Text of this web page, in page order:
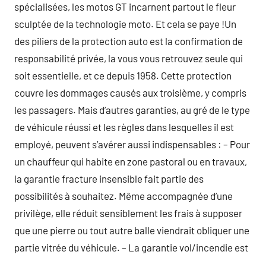
spécialisées, les motos GT incarnent partout le fleur
sculptée de la technologie moto. Et cela se paye !Un
des piliers de la protection auto est la confirmation de
responsabilité privée, la vous vous retrouvez seule qui
soit essentielle, et ce depuis 1958. Cette protection
couvre les dommages causés aux troisième, y compris
les passagers. Mais d’autres garanties, au gré de le type
de véhicule réussi et les règles dans lesquelles il est
employé, peuvent s’avérer aussi indispensables : – Pour
un chauffeur qui habite en zone pastoral ou en travaux,
la garantie fracture insensible fait partie des
possibilités à souhaitez. Même accompagnée d’une
privilège, elle réduit sensiblement les frais à supposer
que une pierre ou tout autre balle viendrait obliquer une
partie vitrée du véhicule. – La garantie vol/incendie est